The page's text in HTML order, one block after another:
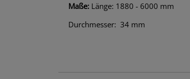
Maße: Länge: 1880 - 6000 mm
Durchmesser: 34 mm